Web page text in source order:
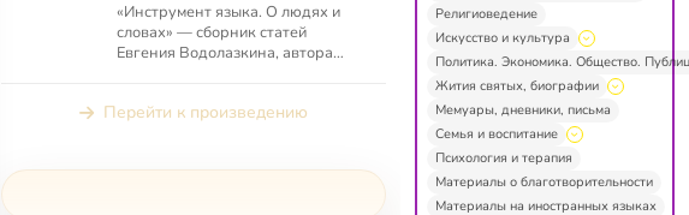
«Инструмент языка. О людях и
словах» — сборник статей
Евгения Водолазкина, автора
Перейти к произведению
Религиоведение
Искусство и культура
Политика. Экономика. Общество.
Жития святых, биографии
Мемуары, дневники, письма
Семья и воспитание
Психология и терапия
Материалы о благотворительности
Материалы на иностранных языках